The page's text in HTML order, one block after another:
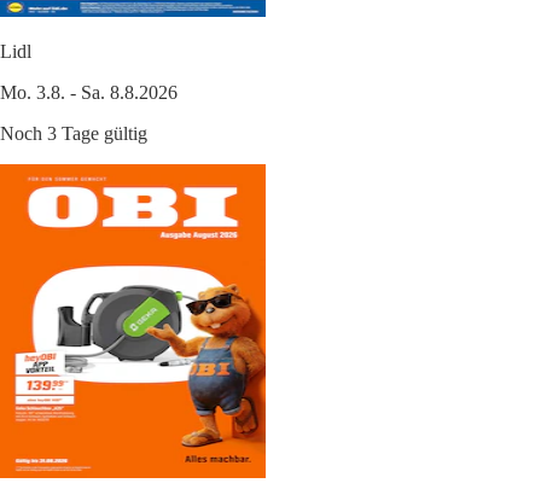
Lidl
Mo. 3.8. - Sa. 8.8.2026
Noch 3 Tage gültig